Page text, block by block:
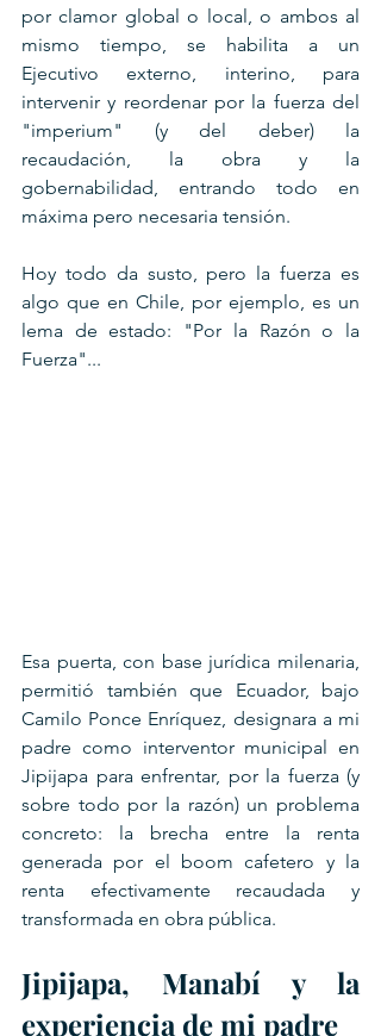
por clamor global o local, o ambos al
mismo tiempo, se habilita a un
Ejecutivo externo, interino, para
intervenir y reordenar por la fuerza del
"imperium" (y del deber) la
recaudación, la obra y la
gobernabilidad, entrando todo en
máxima pero necesaria tensión.
Hoy todo da susto, pero la fuerza es
algo que en Chile, por ejemplo, es un
lema de estado: "Por la Razón o la
Fuerza"...
Esa puerta, con base jurídica milenaria,
permitió también que Ecuador, bajo
Camilo Ponce Enríquez, designara a mi
padre como interventor municipal en
Jipijapa para enfrentar, por la fuerza (y
sobre todo por la razón) un problema
concreto: la brecha entre la renta
generada por el boom cafetero y la
renta efectivamente recaudada y
transformada en obra pública.
Jipijapa, Manabí y la
experiencia de mi padre